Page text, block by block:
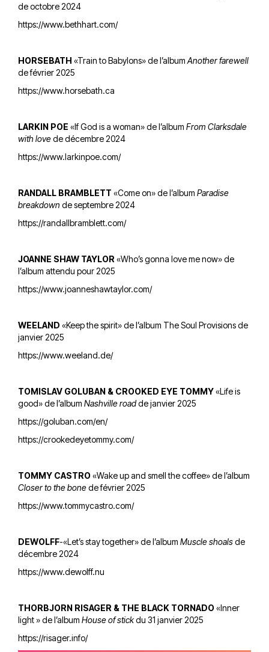
de octobre 2024
https://www.bethhart.com/
HORSEBATH «Train to Babylons» de l’album Another farewell
de février 2025
https://www.horsebath.ca
LARKIN POE «If God is a woman» de l’album From Clarksdale
with lovede décembre 2024
https://www.larkinpoe.com/
RANDALL BRAMBLETT «Come on» de l’album Paradise
breakdown de septembre 2024
https://randallbramblett.com/
JOANNE SHAW TAYLOR «Who’s gonna love me now» de
l’album attendu pour 2025
https://www.joanneshawtaylor.com/
WEELAND «Keep the spirit» de l’album The Soul Provisions de
janvier 2025
https://www.weeland.de/
TOMISLAV GOLUBAN & CROOKED EYE TOMMY«Life is
good» de l’album Nashville roadde janvier 2025
https://goluban.com/en/
https://crookedeyetommy.com/
TOMMY CASTRO«Wake up and smell the coffee» de l’album
Closer to the bonede février 2025
https://www.tommycastro.com/
DEWOLFF-«Let’s stay together» de l’album Muscle shoalsde
décembre 2024
https://www.dewolff.nu
THORBJORN RISAGER & THE BLACK TORNADO«Inner
light » de l’album House of stickdu 31 janvier 2025
https://risager.info/